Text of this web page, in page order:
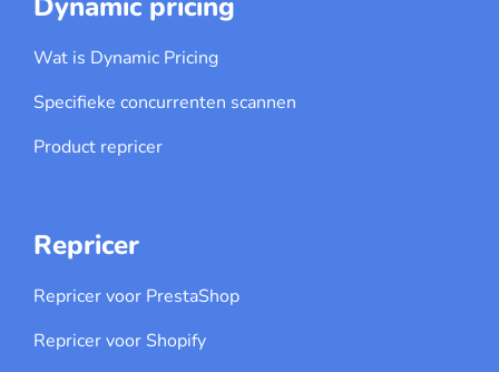
Wat is Dynamic Pricing
Specifieke concurrenten scannen
Product repricer
Repricer
Repricer voor PrestaShop
Repricer voor Shopify